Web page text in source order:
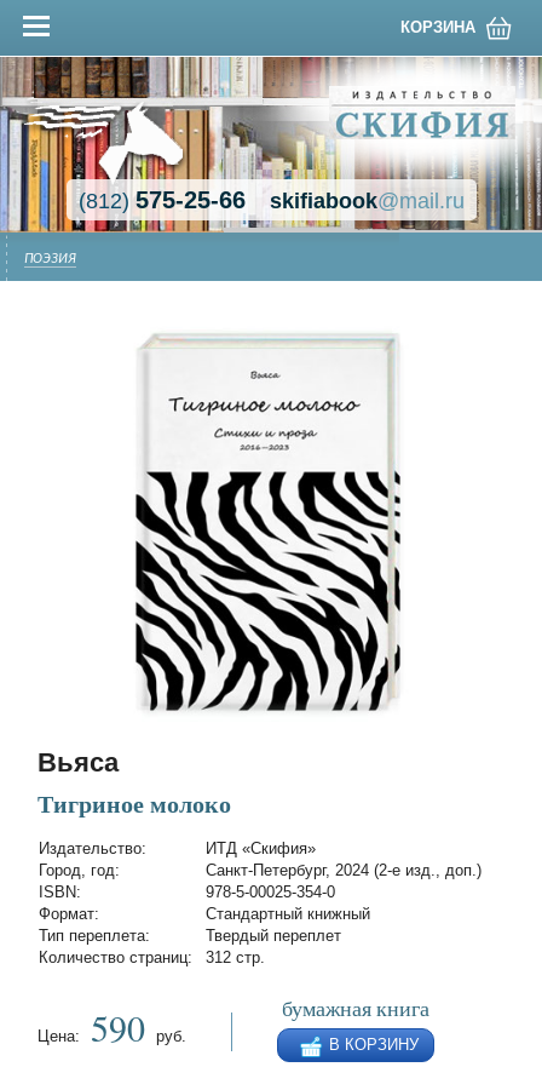
КОРЗИНА
(812)575-25-66 skifiabook@mail.ru
ПОЭЗИЯ
Вьяса
Тигриное молоко
Издательство:
ИТД «Скифия»
Город, год:
Санкт-Петербург, 2024 (2-е изд., доп.)
ISBN:
978-5-00025-354-0
Формат:
Стандартный книжный
Тип переплета:
Твердый переплет
Количество страниц:
312 стр.
Цена: 590 руб.
бумажная книга
В КОРЗИНУ